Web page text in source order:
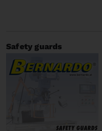
Safety guards